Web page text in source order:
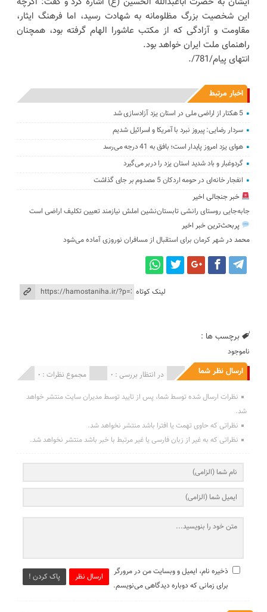
این شخصیت بزرگ مظلومانه به شهادت رسید، اما فرهنگ ایثار،
مقاومت و آزادگی که از مکتب عاشورا الهام گرفته بود، همچنان
راهنمای ملت ایران خواهد بود.
انتهای پیام/781/.
اخبار مرتبط
5 هکتار از اراضی ملی در استان یز‌د آزادسازی شد
سردار رضایی: پیروز نبرد با آمریکا و اسرائیل شدیم
هوای یزد امروز پایدار است؛ بافق به 41 درجه می‌رسد
گردوغبار و باد شدید استان یزد را دربر می‌گیرد
انفجار خانه‌ای در حومه اردکان 5 مصدوم بر جای گذاشت
خبر جنجالی اخیر
جابه‌جایی روستای رانشی تابستان‌نشین املش نیازمند تعیین تکلیف اراضی است
پربحث‌ترین خبر اخیر
محمد درشهر کرمان برای استقبال از مسافران نوروزی آماده می‌شود
لینک کوتاه
برچسب ها :
ناموجود
ارسال نظر شما مجموع نظرات : 0 در انتظار بررسی : 0 انتشار یافته : 0
نظرات ارسال شده توسط شما، پس از تایید توسط مدیران سایت منتشر خواهد
شد.
نظراتی که حاوی تهمت یا افترا باشد منتشر نخواهد شد.
نظراتی که به غیر از زبان فارسی یا غیر مرتبط با خبر باشد منتشر نخواهد شد.
ارسال نظر پاک کردن !
ذخیره نام، ایمیل و وبسایت من در مرورگر
برای زمانی که دوباره دیدگاهی می‌نویسم.